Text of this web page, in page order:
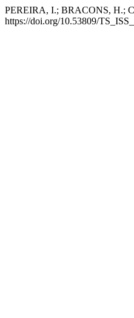
PEREIRA, I.; BRACONS, H.;
https://doi.org/10.53809/